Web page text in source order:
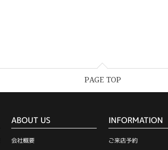
PAGE TOP
ABOUT US
会社概要
INFORMATION
ご来店予約